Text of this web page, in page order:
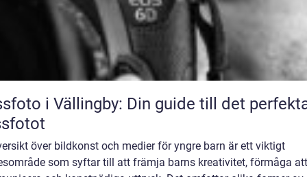
i Vällingby: Din guide till det
över bildkonst och medier för yngre barn är ett viktigt
som syftar till att främja barns kreativitet, förmåga att